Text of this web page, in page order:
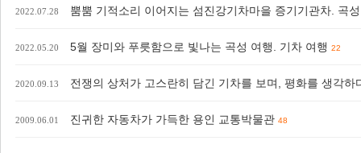
2022.07.28 뿜뿜 기적소리 이어지는 섬진강기차마을 증기기관차. 곡
2022.05.20 5월 장미와 푸릇함으로 빛나는 곡성 여행. 기차 여행 22
2020.09.13 전쟁의 상처가 고스란히 담긴 기차를 보며, 평화를 생각하
2009.06.01 진귀한 자동차가 가득한 용인 교통박물관 48